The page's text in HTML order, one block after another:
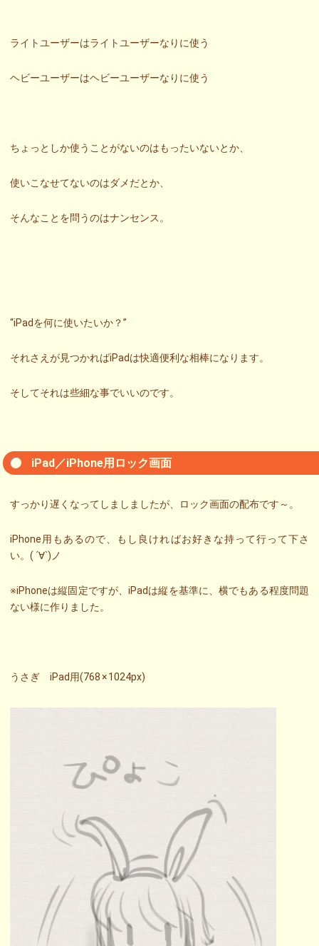
ライトユーザーはライトユーザーなりに使う
ヘビーユーザーはヘビーユーザーなりに使う
ちょっとしか使うことがないのはもったいないとか、
使いこなせてないのはダメだとか、
そんなことを問うのはナンセンス。
“iPadを何に使いたいか？”
それさえが見つかればiPadは快適便利な相棒になります。
そしてそれは些細な事でいいのです。
iPad／iPhone用ロック画面
すっかり遅くなってしましましたが、ロック画面の配布です～。
iPhone用もあるので、もし良ければお好きな持って行って下さ
い。( ´∀`)ノ
※iPhoneは縦固定ですが、iPadは縦を基準に、横でもある程度問題
ない様に作りました。
うさぎ iPad用(768 × 1024px)